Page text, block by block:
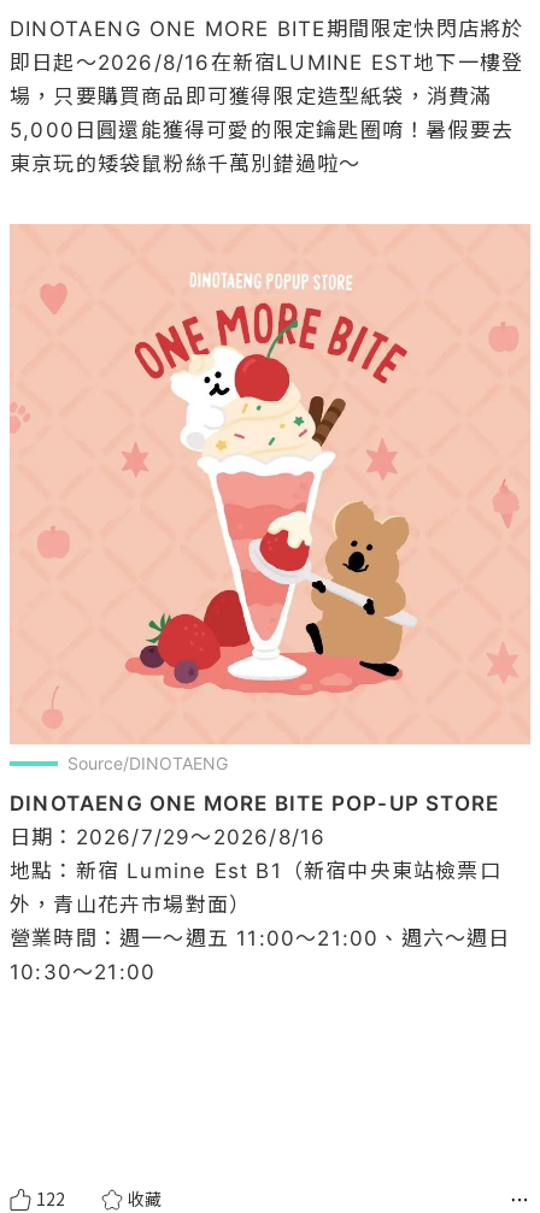
DINOTAENG ONE MORE BITE期間限定快閃店將於
即日起～2026/8/16在新宿LUMINE EST地下一樓登
場，只要購買商品即可獲得限定造型紙袋，消費滿
5,000日圓還能獲得可愛的限定鑰匙圈唷！暑假要去
東京玩的矮袋鼠粉絲千萬別錯過啦～
Source/DINOTAENG
DINOTAENG ONE MORE BITE POP-UP STORE
日期：2026/7/29～2026/8/16
地點：新宿 Lumine Est B1（新宿中央東站檢票口
外，青山花卉市場對面）
營業時間：週一～週五 11:00～21:00、週六～週日
10:30～21:00
122 收藏